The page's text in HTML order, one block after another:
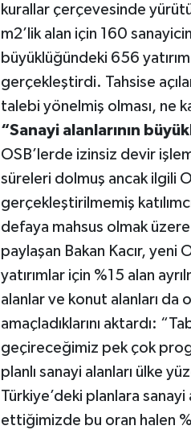
kurallar çerçevesinde
m2’lik alan için 160
büyüklüğündeki 656
gerçekleştirdi. Tahsise
talebi yönelmiş olması, ne
“Sanayi alanlarının
OSB’lerde izinsiz devir
süreleri dolmuş ancak ilgili
gerçekleştirilmemiş
defaya mahsus olmak üzere
paylaşan Bakan Kacır, yeni
yatırımlar için %15 alan
alanlar ve konut alanları
amaçladıklarını aktardı:
geçireceğimiz pek çok
planlı sanayi alanları ülke
Türkiye’deki planlara sanayi
ettiğimizde bu oran halen